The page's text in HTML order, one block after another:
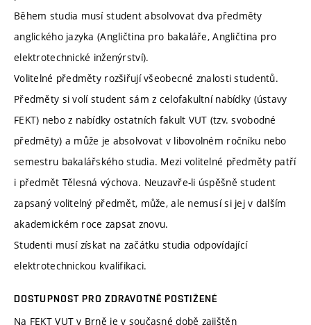
Během studia musí student absolvovat dva předměty
anglického jazyka (Angličtina pro bakaláře, Angličtina pro
elektrotechnické inženýrství).
Volitelné předměty rozšiřují všeobecné znalosti studentů.
Předměty si volí student sám z celofakultní nabídky (ústavy
FEKT) nebo z nabídky ostatních fakult VUT (tzv. svobodné
předměty) a může je absolvovat v libovolném ročníku nebo
semestru bakalářského studia. Mezi volitelné předměty patří
i předmět Tělesná výchova. Neuzavře-li úspěšně student
zapsaný volitelný předmět, může, ale nemusí si jej v dalším
akademickém roce zapsat znovu.
Studenti musí získat na začátku studia odpovídající
elektrotechnickou kvalifikaci.
DOSTUPNOST PRO ZDRAVOTNĚ POSTIŽENÉ
Na FEKT VUT v Brně je v současné době zajištěn